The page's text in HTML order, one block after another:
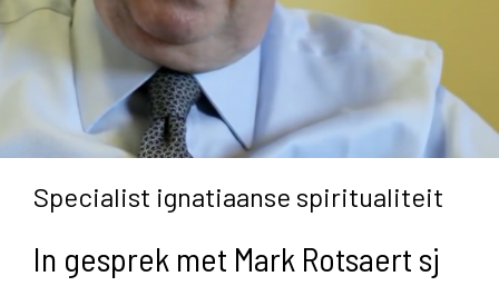
Specialist ignatiaanse spiritualiteit
In gesprek met Mark Rotsaert sj